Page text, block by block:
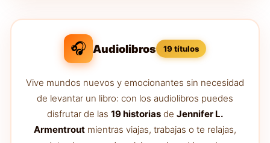
🎧 Audiolibros 19 títulos
Vive mundos nuevos y emocionantes sin necesidad
de levantar un libro: con los audiolibros puedes
disfrutar de las 19 historias de Jennifer L.
Armentrout mientras viajas, trabajas o te relajas,